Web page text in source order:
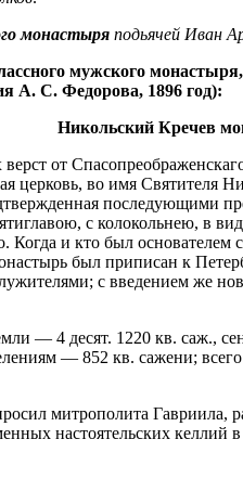
монастыря подьячей Иван
мужского
А. С. Федорова, 1896 год):
Никольский Кречев
от
во имя Святителя
последующими
с колокольнею, в
и кто был
был приписан к
с введением же
— 4 десят. 1220 кв. саж.,
— 852 кв. сажени; всего
митрополита
настоятельских